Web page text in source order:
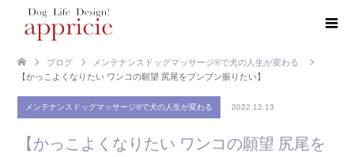
ブログ
メンテナンスドッグマッサージ®で犬の人生が変わる
【かっこよくなりたい ワンコの願望 尻尾をブンブン振りたい】
メンテナンスドッグマッサージ®で犬の人生が変わる 2022.12.13
【かっこよくなりたい ワンコの願望 尻尾を